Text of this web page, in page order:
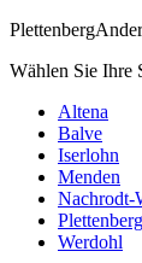
Plettenberg
Wählen Sie Ihre
Altena
Balve
Iserlohn
Menden
Nachrodt-
Plettenberg
Werdohl